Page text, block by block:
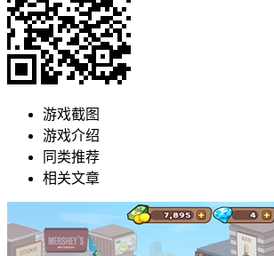
游戏截图
游戏介绍
同类推荐
相关文章